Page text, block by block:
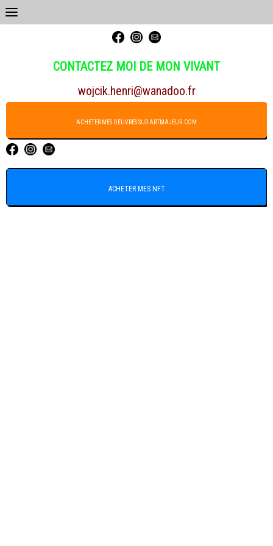
CONTACTEZ MOI DE MON VIVANT
wojcik.henri@wanadoo.fr
ACHETER MES OEUVRES SU R ARTMAJEUR.COM
ACHETER MES NFT